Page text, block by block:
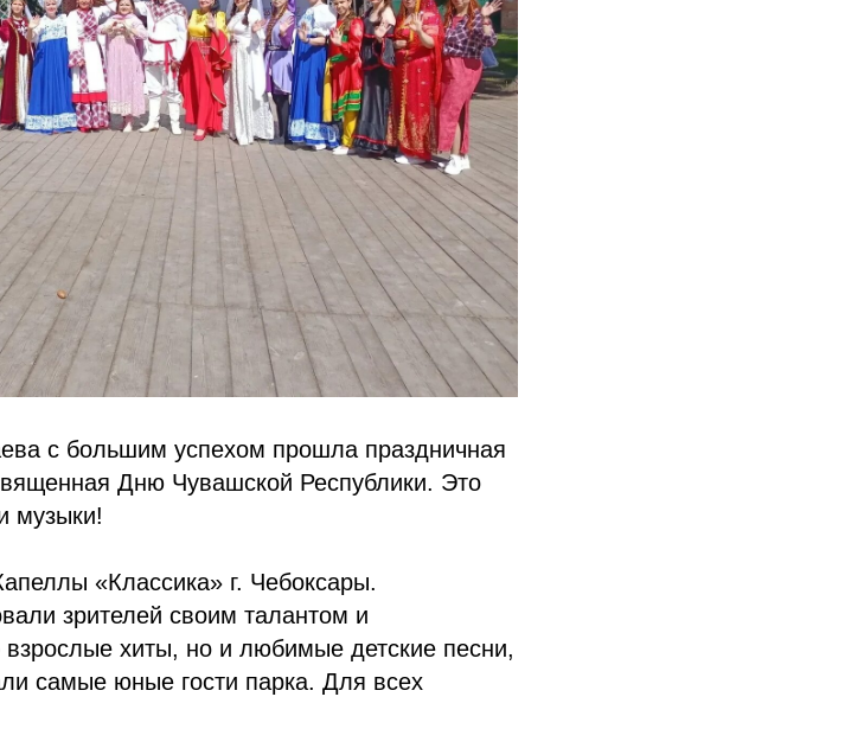
с большим успехом прошла праздничная
Дню Чувашской Республики. Это
музыки!
«Классика» г. Чебоксары.
зрителей своим талантом и
хиты, но и любимые детские песни,
самые юные гости парка. Для всех